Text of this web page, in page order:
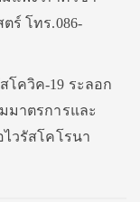
ร์ โทร.086-
โควิค-19 ระลอก
มาตรการและ
ไวรัสโคโรนา